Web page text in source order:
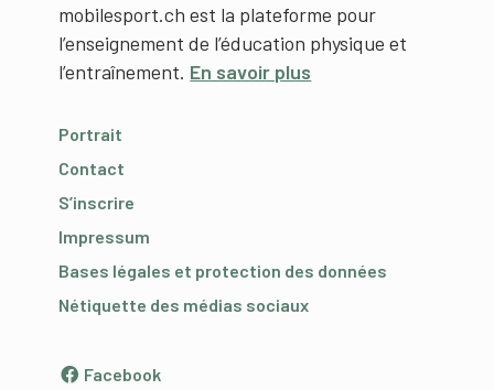
mobilesport.ch est la plateforme pour
l’enseignement de l’éducation physique et
l’entraînement. En savoir plus
Portrait
Contact
S’inscrire
Impressum
Bases légales et protection des données
Nétiquette des médias sociaux
Facebook